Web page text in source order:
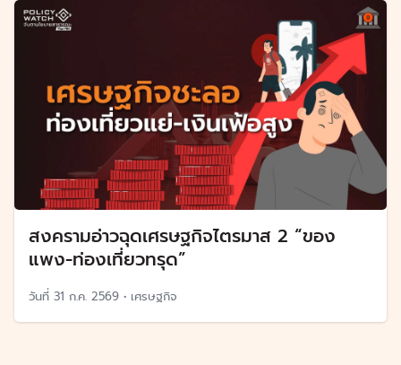
สงครามอ่าวฉุดเศรษฐกิจไตรมาส 2 “ของ
แพง-ท่องเที่ยวทรุด”
วันที่ 31 ก.ค. 2569 • เศรษฐกิจ